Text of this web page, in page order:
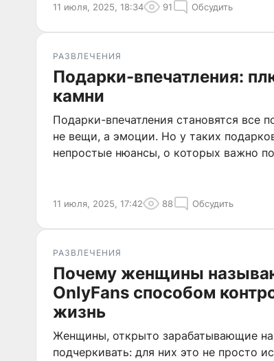
11 июля, 2025, 18:34 91 Обсудить
РАЗВЛЕЧЕНИЯ
Подарки-впечатления:
камни
Подарки-впечатления становятся все
не вещи, а эмоции. Но у таких
непростые нюансы, о которых важно
11 июля, 2025, 17:42 88 Обсудить
РАЗВЛЕЧЕНИЯ
Почему женщины
OnlyFans способом
жизнь
Женщины, открыто зарабатывающие на
подчеркивать: для них это не просто